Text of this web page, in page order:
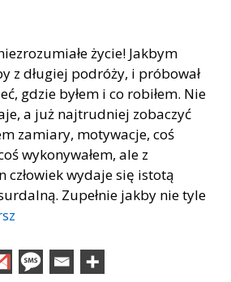
życie! Jakbym
z długiej podróży, i próbował
gdzie byłem i co robiłem. Nie
a już najtrudniej zobaczyć
zamiary, motywacje, coś
wykonywałem, ale z
człowiek wydaje się istotą
Zupełnie jakby nie tyle